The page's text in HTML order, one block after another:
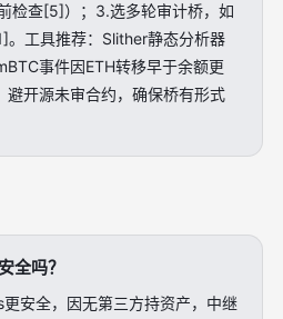
检查[5]）；3.选多轮审计桥，如
工具推荐：Slither静态分析器
事件因ETH转移早于余额更
开源未审合约，确保桥有形式
全吗？
安全，因无第三方持资产，中继